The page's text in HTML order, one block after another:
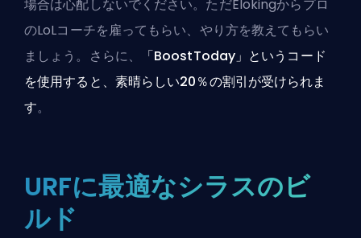
場合は心配しないでください。ただElokingからプロ
のLoLコーチを雇って もらい、やり方を教えてもらい
ましょう。さらに、
「BoostToday」というコード
を使用すると、素晴らしい20％の割引が受けられま
す。
URFに最適なシラスのビ
ルド